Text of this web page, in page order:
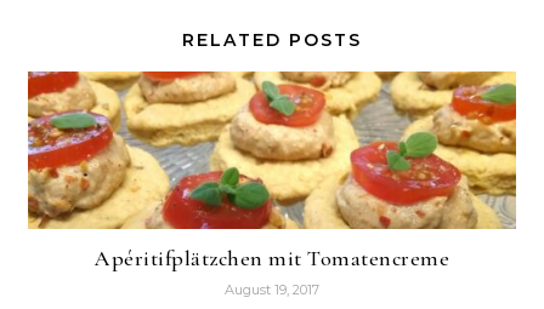
RELATED POSTS
Apéritifplätzchen mit Tomatencreme
August 19, 2017